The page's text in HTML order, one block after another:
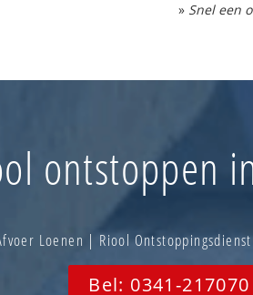
» Snel een
ontstoppen
Loenen | Riool
Bel: 0341-217070